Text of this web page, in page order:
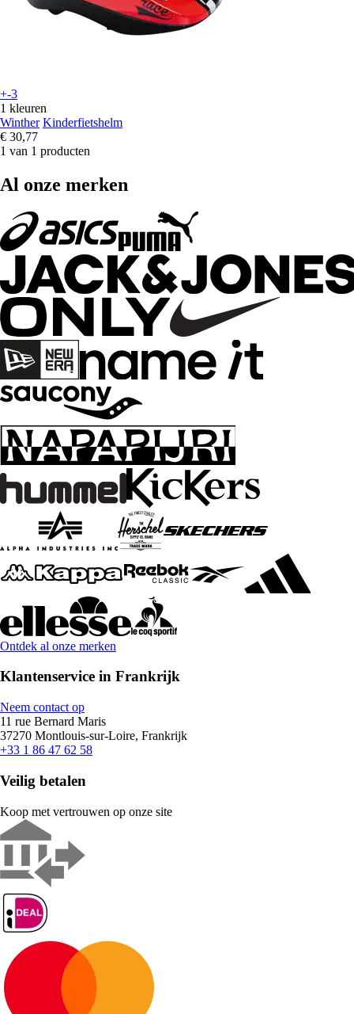
+-3
1 kleuren
Winther Kinderfietshelm
€ 30,77
1 van 1 producten
Al onze merken
Ontdek al onze merken
Klantenservice in Frankrijk
Neem contact op
11 rue Bernard Maris
37270 Montlouis-sur-Loire, Frankrijk
+33 1 86 47 62 58
Veilig betalen
Koop met vertrouwen op onze site